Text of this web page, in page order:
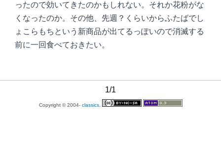
ったので効いてきたのかもしれない。それか花粉がな
くなったのか。その他、先週？くらいからふたばでし
ょこらもちという新商品が出てるっぽいので消滅する
前に一回食べておきたい。
1/1
Copyright © 2004- classics.